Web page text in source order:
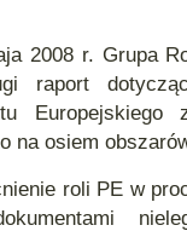
2008 r. Grupa
raport
na osiem
roli PE w